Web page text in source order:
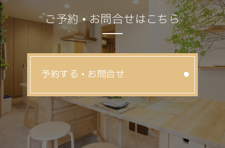
ご予約 • お問合せはこちら
予約する • お問合せ